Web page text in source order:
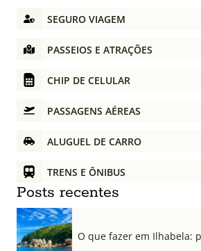
SEGURO VIAGEM
PASSEIOS E ATRAÇÕES
CHIP DE CELULAR
PASSAGENS AÉREAS
ALUGUEL DE CARRO
TRENS E ÔNIBUS
Posts recentes
O que fazer em Ilhabela: